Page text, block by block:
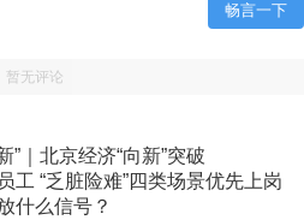
畅言一下
暂无评论
”｜北京经济“向新”突破
工 “乏脏险难”四类场景优先上岗
什么信号？